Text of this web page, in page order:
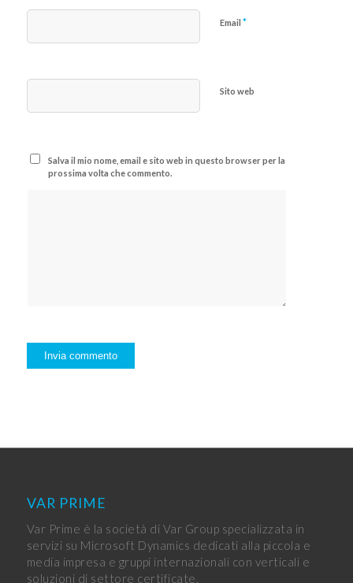
Email *
Sito web
Salva il mio nome, email e sito web in questo browser per la
prossima volta che commento.
VAR PRIME
Var Prime è la società di Var Group specializzata in
servizi su Microsoft Dynamics dedicati alla piccola e
media impresa e gruppi internazionali con verticali e
soluzioni di settore certificate.